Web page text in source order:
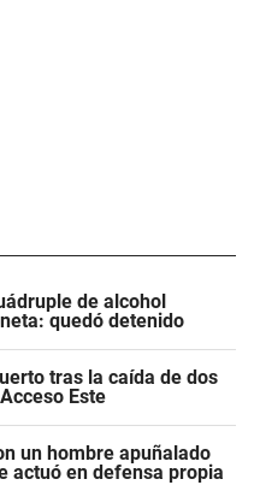
de alcohol
quedó detenido
tras la caída de dos
Este
un hombre apuñalado
actuó en defensa propia